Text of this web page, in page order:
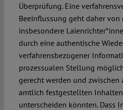
Überprüfung. Eine
Beeinflussung geht daher von
insbesondere
durch eine authentische
verfahrensbezogener
prozessualen Stellung
gerecht werden und zwischen
amtlich festgestellten
unterscheiden könnten. Dass